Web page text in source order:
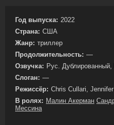
Год выпуска: 2022
Страна: США
Жанр: триллер
Продолжительность: —
Озвучка: Рус. Дублированный,
Слоган: —
Режиссёр: Chris Cullari,
В ролях: Малин Акерман
Мессина